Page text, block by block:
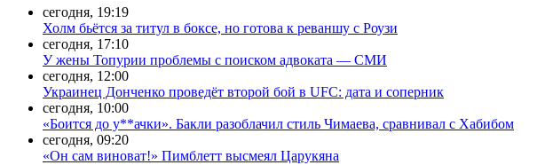
сегодня, 19:19
Холм бьётся за титул в боксе, но готова к реваншу с Роузи
сегодня, 17:10
У жены Топурии проблемы с поиском адвоката — СМИ
сегодня, 12:00
Украинец Донченко проведёт второй бой в UFC: дата и соперник
сегодня, 10:00
«Боится до у**ачки». Бакли разоблачил стиль Чимаева, сравнивал с Хабибом
сегодня, 09:20
«Он сам виноват!» Пимблетт высмеял Царукяна